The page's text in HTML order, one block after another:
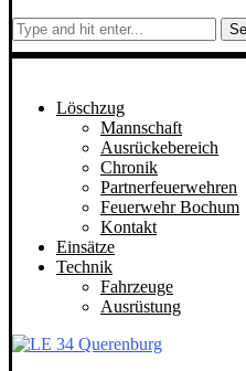
Löschzug
Mannschaft
Ausrückebereich
Chronik
Partnerfeuerwehren
Feuerwehr Bochum
Kontakt
Einsätze
Technik
Fahrzeuge
Ausrüstung